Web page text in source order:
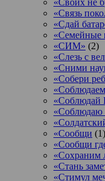
«Связь
«Сдай
«Семейные
«СИМ» (2)
«Слезь с
«Сними
«Собери
«Соблюдай
«Сообщи (1)
«Сообщи
«Сохраним
«Стань
«Стимул